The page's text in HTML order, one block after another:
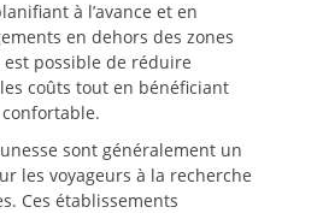
à l’avance et en
en dehors des zones
possible de réduire
coûts tout en bénéficiant
sont généralement un
les voyageurs à la recherche
Ces établissements